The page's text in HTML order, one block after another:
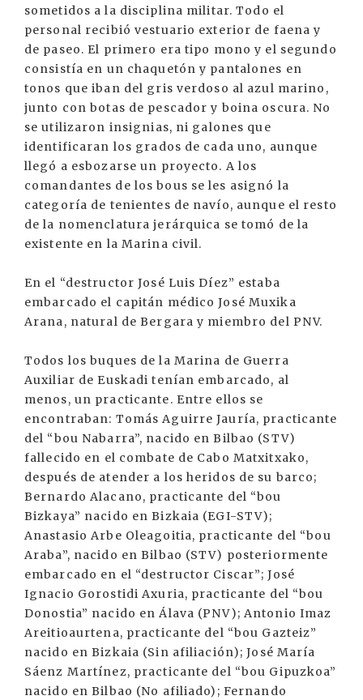
sometidos a la disciplina militar. Todo el
personal recibió vestuario exterior de faena y
de paseo. El primero era tipo mono y el segundo
consistía en un chaquetón y pantalones en
tonos que iban del gris verdoso al azul marino,
junto con botas de pescador y boina oscura. No
se utilizaron insignias, ni galones que
identificaran los grados de cada uno, aunque
llegó a esbozarse un proyecto. A los
comandantes de los bous se les asignó la
categoría de tenientes de navío, aunque el resto
de la nomenclatura jerárquica se tomó de la
existente en la Marina civil.
En el “destructor José Luis Díez” estaba
embarcado el capitán médico José Muxika
Arana, natural de Bergara y miembro del PNV.
Todos los buques de la Marina de Guerra
Auxiliar de Euskadi tenían embarcado, al
menos, un practicante. Entre ellos se
encontraban: Tomás Aguirre Jauría, practicante
del “bou Nabarra”, nacido en Bilbao (STV)
fallecido en el combate de Cabo Matxitxako,
después de atender a los heridos de su barco;
Bernardo Alacano, practicante del “bou
Bizkaya” nacido en Bizkaia (EGI-STV);
Anastasio Arbe Oleagoitia, practicante del “bou
Araba”, nacido en Bilbao (STV) posteriormente
embarcado en el “destructor Ciscar”; José
Ignacio Gorostidi Axuria, practicante del “bou
Donostia” nacido en Álava (PNV); Antonio Imaz
Areitioaurtena, practicante del “bou Gazteiz”
nacido en Bizkaia (Sin afiliación); José María
Sáenz Martínez, practicante del “bou Gipuzkoa”
nacido en Bilbao (No afiliado); Fernando